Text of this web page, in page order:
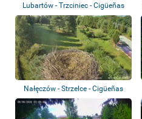
Lubartów - Trzciniec - Cigüeñas
Nałęczów - Strzelce - Cigüeñas